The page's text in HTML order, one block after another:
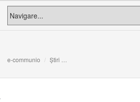
e-communio Știri